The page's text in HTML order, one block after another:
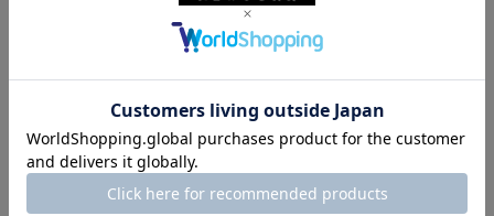
ウィメンズシューズ ウィメンズアクセサリー | ジュエリー
RECOMMEND